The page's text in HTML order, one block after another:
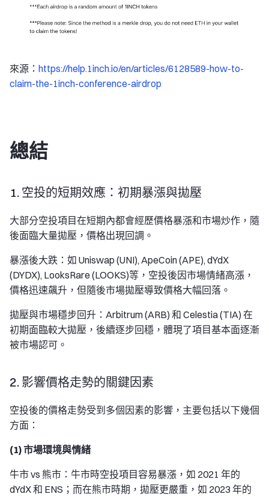
來源： https://help.1inch.io/en/articles/6128589-how-to-
claim-the-1inch-conference-airdrop
總結
1. 空投的短期效應：初期暴漲與拋壓
大部分空投項目在短期內都會經歷價格暴漲和市場炒作，隨
後面臨大量拋壓，價格出現回調。
暴漲後大跌：如 Uniswap (UNI), ApeCoin (APE), dYdX
(DYDX), LooksRare (LOOKS)等，空投後因市場情緒高漲，
價格迅速飆升，但隨後市場拋壓導致價格大幅回落。
拋壓與市場穩步回升：Arbitrum (ARB) 和 Celestia (TIA) 在
初期面臨較大拋壓，後續逐步回穩，體現了項目基本面逐漸
被市場認可。
2. 影響價格走勢的關鍵因素
空投後的價格走勢受到多個因素的影響，主要包括以下幾個
方面：
(1) 市場環境與情緒
牛市 vs 熊市：牛市時空投項目容易暴漲，如 2021 年的
dYdX 和 ENS；而在熊市時期，拋壓更嚴重，如 2023 年的